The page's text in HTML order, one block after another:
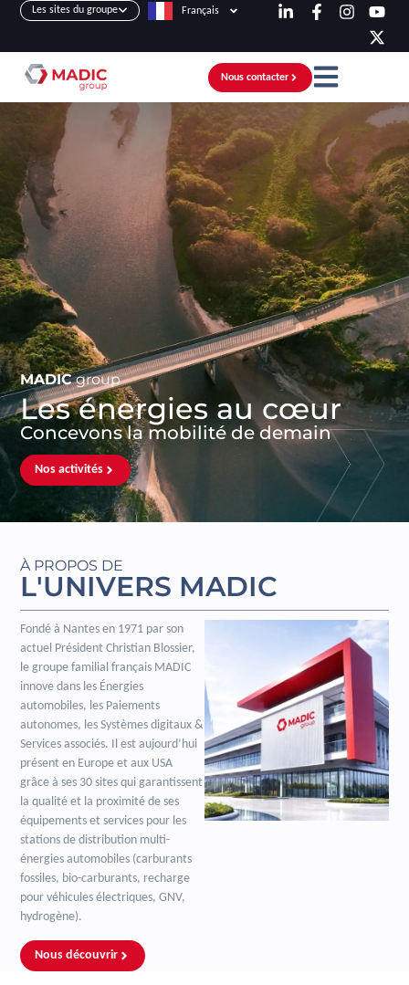
Les sites du groupe Français
Nous contacter
MADIC group
Les énergies au cœur
Concevons la mobilité de demain
Nos activités
À PROPOS DE
L'UNIVERS MADIC
Fondé à Nantes en 1971 par son
actuel Président Christian Blossier,
le groupe familial français MADIC
innove dans les Énergies
automobiles, les Paiements
autonomes, les Systèmes digitaux &
Services associés. Il est aujourd’hui
présent en Europe et aux USA
grâce à ses 30 sites qui garantissent
la qualité et la proximité de ses
équipements et services pour les
stations de distribution multi-
énergies automobiles (carburants
fossiles, bio-carburants, recharge
pour véhicules électriques, GNV,
hydrogène).
Nous découvrir